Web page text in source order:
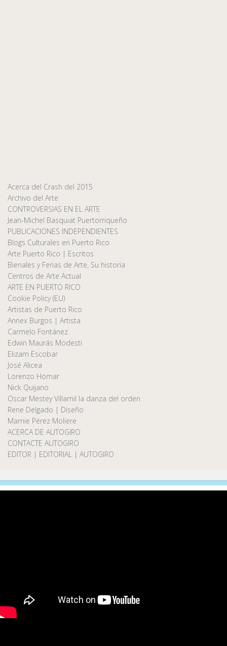
Acerca del Crash del 2015
Archivo del Arte
CONTROVERSIAS EN EL ARTE
Jean-Michel Basquiat Puertorriqueño
PUBLICACIONES INDEPENDIENTES
Blogs Culturales en Puerto Rico
Arte Puerto Rico | Escritos
Bienales y Ferias de Arte, Su historia
Centros de Arte Actual
ARTE EN PUERTO RICO
Cookie Policy (EU)
Artistas de Puerto Rico
Annex Burgos | Artista
Carmelo Fontánez
Edwin Maurás Modesti
Elizam Escobar
José Alicea
Lorenzo Homar
Nick Quijano
Oscar Mestey Villamil la danza del orden
Rene Delgado | Diseño
Marnie Pérez Moliere
ACERCA DE AUTOGIRO
CONTACTE AUTOGIRO
EDITOR | EDITORIAL | AUTOGIRO